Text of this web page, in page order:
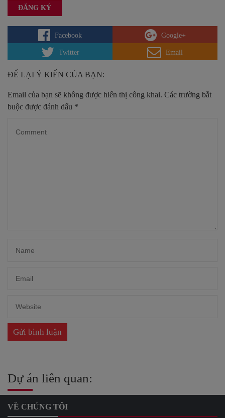
Facebook Google+
Twitter Email
ĐỂ LẠI Ý KIẾN CỦA BẠN:
Email của bạn sẽ không được hiển thị công khai. Các trường bắt
buộc được đánh dấu *
Dự án liên quan:
VỀ CHÚNG TÔI